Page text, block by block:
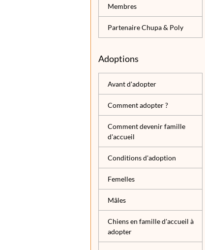
Membres
Partenaire Chupa & Poly
Adoptions
Avant d'adopter
Comment adopter ?
Comment devenir famille
d'accueil
Conditions d'adoption
Femelles
Mâles
Chiens en famille d'accueil à
adopter